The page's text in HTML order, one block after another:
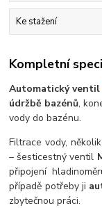
Ke stažení
Kompletní
Automatický
údržbě bazénů,
vody do bazénu.
Filtrace vody,
– šesticestný ventil
připojení
případě potřeby ji
zbytečnou práci.